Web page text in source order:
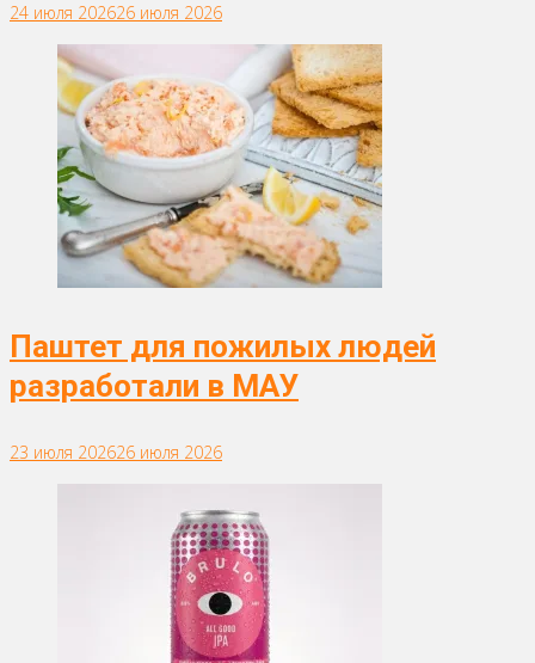
24 июля 202626 июля 2026
Паштет для пожилых людей
разработали в МАУ
23 июля 202626 июля 2026